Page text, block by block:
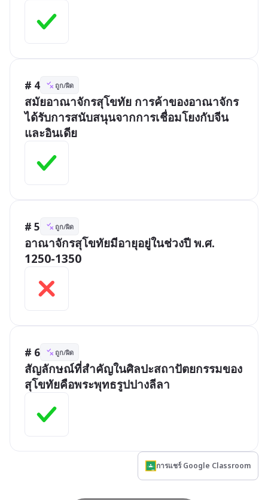
# 4 ถูก/ผิด
สมัยอาณาจักรสุโขทัย การค้าของอาณาจักร
ได้รับการสนับสนุนจากการเชื่อมโยงกับจีน
และอินเดีย
# 5 ถูก/ผิด
อาณาจักรสุโขทัยมีอายุอยู่ในช่วงปี พ.ศ.
1250-1350
# 6 ถูก/ผิด
สัญลักษณ์ที่สำคัญในศิลปะสถาปัตยกรรมของ
สุโขทัยคือพระพุทธรูปปางลีลา
การแชร์ Google Classroom